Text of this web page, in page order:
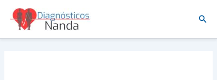
contenido